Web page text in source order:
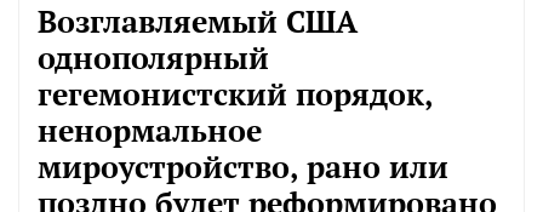
Возглавляемый США
однополярный
гегемонистский порядок,
ненормальное
мироустройство, рано или
поздно будет реформировано